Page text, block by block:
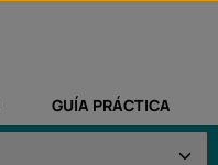
GUÍA PRÁCTICA